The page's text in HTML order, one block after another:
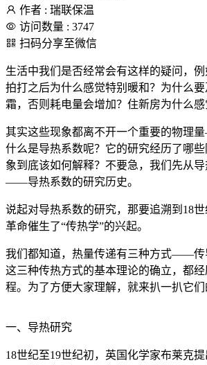
作者 : 瑞联保温
访问数量 : 3747
扫码分享至微信
生活中我们是否经常会有这样的疑问，
拍打之后为什么感觉特别暖和？为什么
霜，否则耗电量会增加？住新房为什么感
其实这些现象都离不开一个重要的物理
什么是导热系数呢？它的研究经历了哪
象到底该如何解释？不要急，我们先从
——导热系数的研究历史。
说起对导热系数的研究，那要追溯到18
革命催生了“传热学”的兴起。
我们都知道，热量传递有三种方式——传
这三种传热方式的基本理论的确立，都
程。为了方便大家理解，就来扒一扒它们
一、导热研究
18世纪至19世纪初，英国化学家布莱克